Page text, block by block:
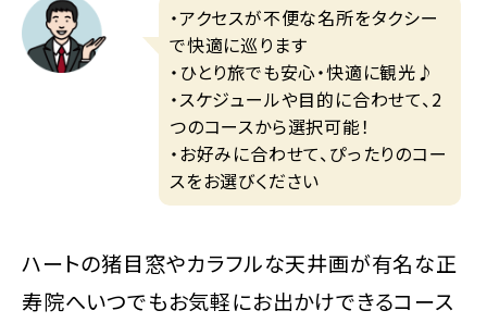
・アクセスが不便な名所をタクシー
で快適に巡ります
・ひとり旅でも安心・快適に観光♪
・スケジュールや目的に合わせて、2
つのコースから選択可能！
・お好みに合わせて、ぴったりのコー
スをお選びください
ハートの猪目窓やカラフルな天井画が有名な正
寿院へいつでもお気軽にお出かけできるコース